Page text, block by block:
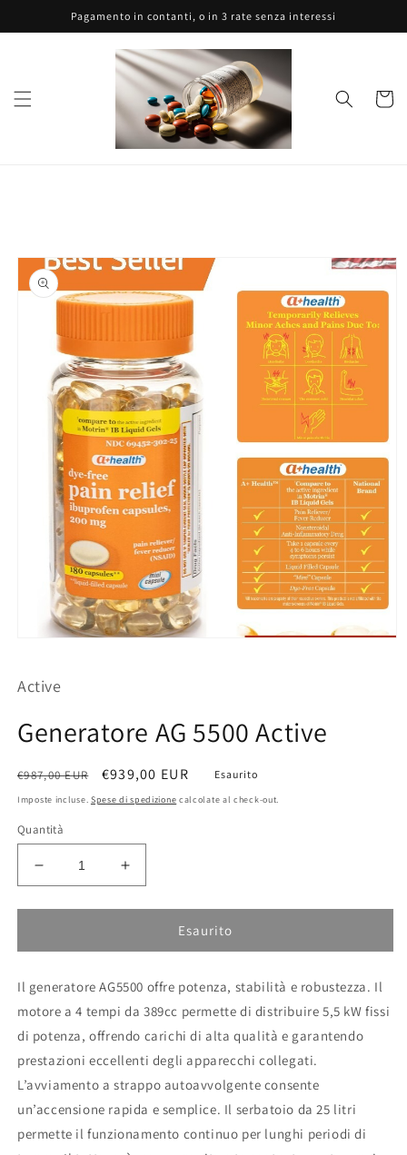
direttamente
ai contenuti
Pagamento in contanti, o in 3 rate senza interessi
Carrello
Passa alle
informazioni
sul prodotto
1
modale
Active
Generatore AG 5500 Active
Prezzo
di
€987,00 EUR
Prezzo
scontato
€939,00 EUR Esaurito
Imposte incluse. Spese di spedizione calcolate al check-out.
Quantità
Diminuisci
quantità
per
AG
Active
Aumenta
quantità
per
Generatore
AG
Active
Esaurito
Il generatore AG5500 offre potenza, stabilità e robustezza. Il
motore a 4 tempi da 389cc permette di distribuire 5,5 kW fissi
di potenza, offrendo carichi di alta qualità e garantendo
prestazioni eccellenti degli apparecchi collegati.
L’avviamento a strappo autoavvolgente consente
un’accensione rapida e semplice. Il serbatoio da 25 litri
permette il funzionamento continuo per lunghi periodi di